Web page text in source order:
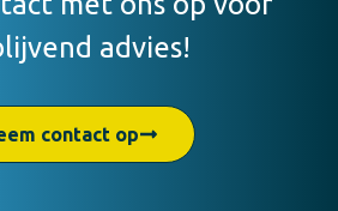
advies!
contact op